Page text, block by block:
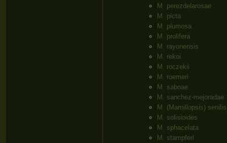
M. perezdelarosae
M. picta
M. plumosa
M. prolifera
M. rayonensis
M. rekoi
M. roczekii
M. roemeri
M. saboae
M. sanchez-mejoradae
M. (Mamillopsis) senilis
M. solisioides
M. sphacelata
M. stampferi